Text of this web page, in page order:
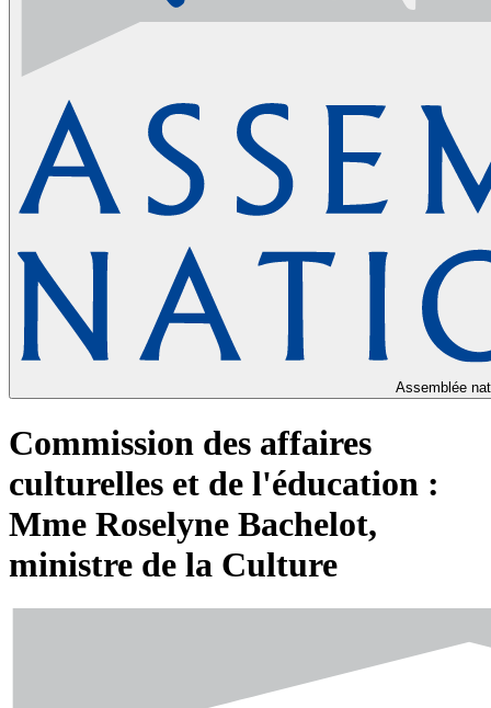
Assemblée
Commission des affaires
culturelles et de l'éducation :
Mme Roselyne Bachelot,
ministre de la Culture